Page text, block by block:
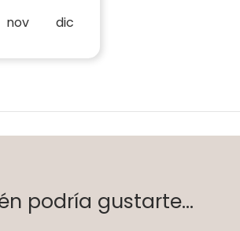
nov dic
podría gustarte...